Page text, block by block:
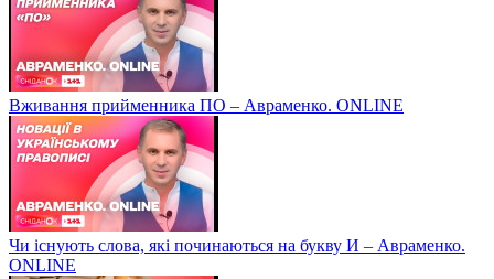
Вживання прийменника ПО – Авраменко. ONLINE
Чи існують слова, які починаються на букву И – Авраменко.
ONLINE